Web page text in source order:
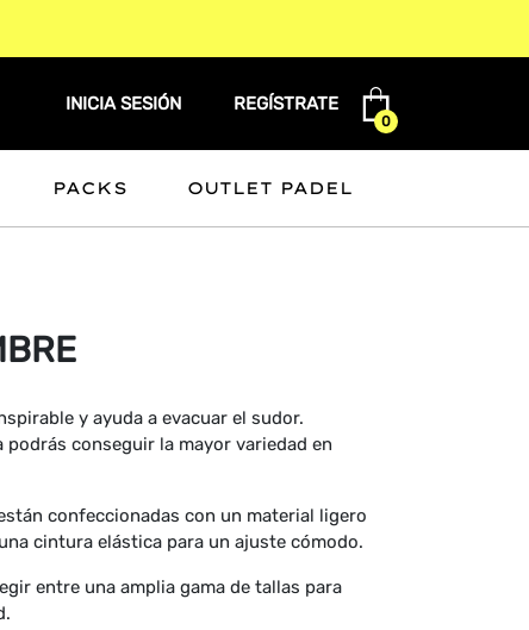
INICIA SESIÓN REGÍSTRATE
0
PACKS OUTLET PADEL
y ayuda a evacuar el sudor.
conseguir la mayor variedad en
confeccionadas con un material ligero
cintura elástica para un ajuste cómodo.
entre una amplia gama de tallas para